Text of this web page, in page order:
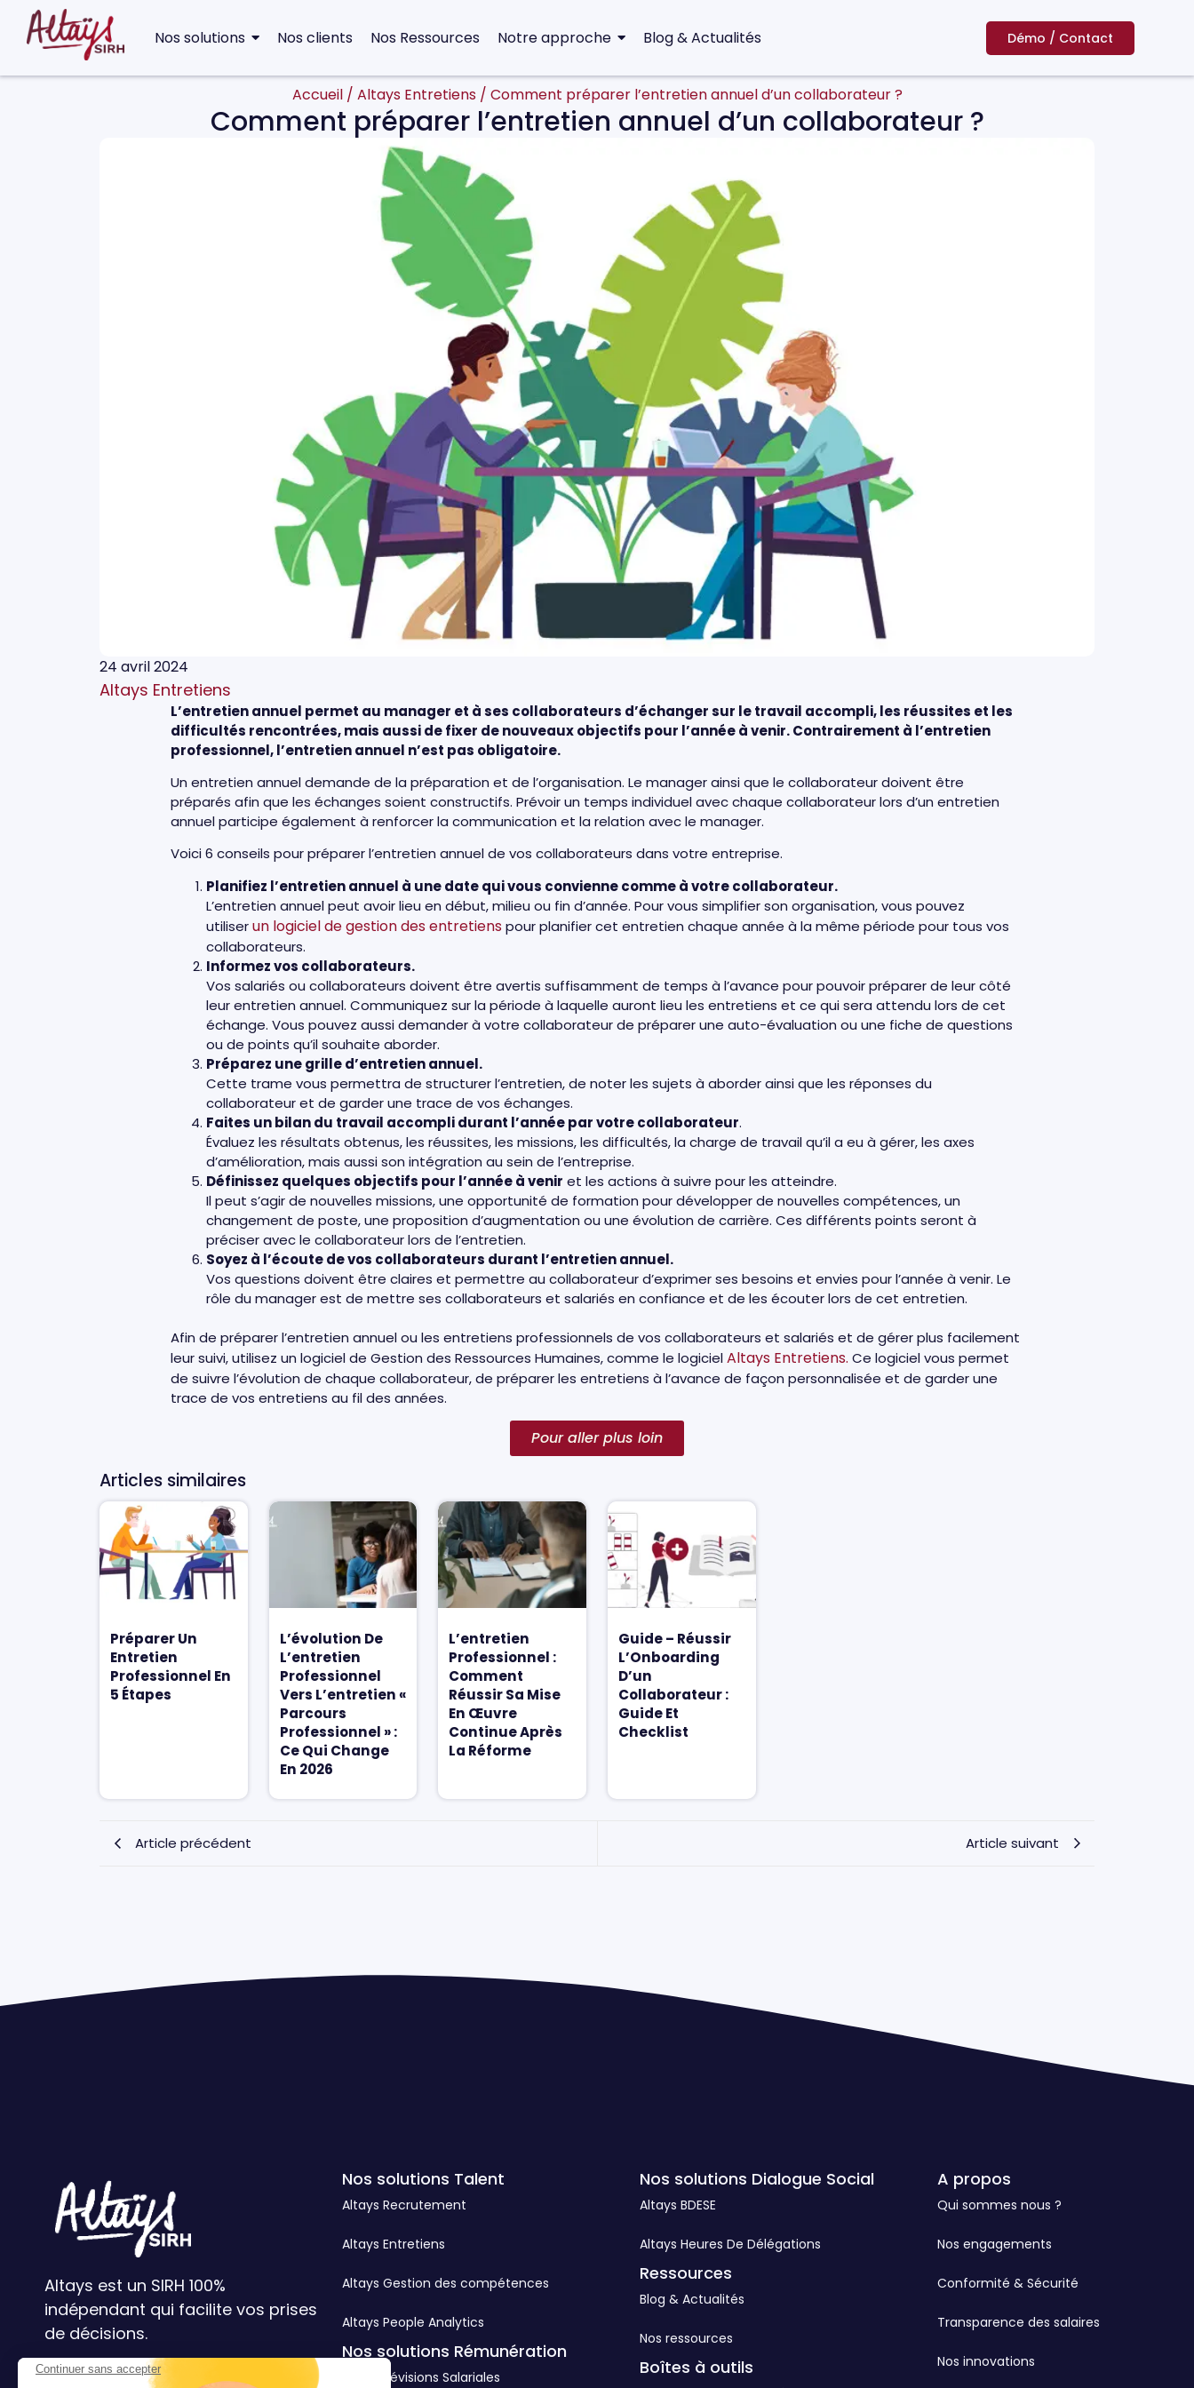
Continuer sans accepter
Nos solutions Nos clients Nos Ressources Notre approche Blog & Actualités Démo / Contact
Accueil / Altays Entretiens / Comment préparer l’entretien annuel d’un collaborateur ?
Comment préparer l’entretien annuel d’un collaborateur ?
24 avril 2024
Altays Entretiens
L’entretien annuel permet au manager et à ses collaborateurs d’échanger sur le travail accompli, les réussites et les
difficultés rencontrées, mais aussi de fixer de nouveaux objectifs pour l’année à venir. Contrairement à l’entretien
professionnel, l’entretien annuel n’est pas obligatoire.
Un entretien annuel demande de la préparation et de l’organisation. Le manager ainsi que le collaborateur doivent être
préparés afin que les échanges soient constructifs. Prévoir un temps individuel avec chaque collaborateur lors d’un entretien
annuel participe également à renforcer la communication et la relation avec le manager.
Voici 6 conseils pour préparer l’entretien annuel de vos collaborateurs dans votre entreprise.
Planifiez l’entretien annuel à une date qui vous convienne comme à votre collaborateur.
L’entretien annuel peut avoir lieu en début, milieu ou fin d’année. Pour vous simplifier son organisation, vous pouvez
utiliserun logiciel de gestion des entretienspour planifier cet entretien chaque année à la même période pour tous vos
collaborateurs.
Informez vos collaborateurs.
Vos salariés ou collaborateurs doivent être avertis suffisamment de temps à l’avance pour pouvoir préparer de leur côté
leur entretien annuel. Communiquez sur la période à laquelle auront lieu les entretiens et ce qui sera attendu lors de cet
échange. Vous pouvez aussi demander à votre collaborateur de préparer une auto-évaluation ou une fiche de questions
ou de points qu’il souhaite aborder.
Préparez une grille d’entretien annuel.
Cette trame vous permettra de structurer l’entretien, de noter les sujets à aborder ainsi que les réponses du
collaborateur et de garder une trace de vos échanges.
Faites un bilan du travail accompli durant l’année par votre collaborateur.
Évaluez les résultats obtenus, les réussites, les missions, les difficultés, la charge de travail qu’il a eu à gérer, les axes
d’amélioration, mais aussi son intégration au sein de l’entreprise.
Définissez quelques objectifs pour l’année à venir et les actions à suivre pour les atteindre.
Il peut s’agir de nouvelles missions, une opportunité de formation pour développer de nouvelles compétences, un
changement de poste, une proposition d’augmentation ou une évolution de carrière. Ces différents points seront à
préciser avec le collaborateur lors de l’entretien.
Soyez à l’écoute de vos collaborateurs durant l’entretien annuel.
Vos questions doivent être claires et permettre au collaborateur d’exprimer ses besoins et envies pour l’année à venir. Le
rôle du manager est de mettre ses collaborateurs et salariés en confiance et de les écouter lors de cet entretien.
Afin de préparer l’entretien annuel ou les entretiens professionnels de vos collaborateurs et salariés et de gérer plus facilement
leur suivi, utilisez un logiciel de Gestion des Ressources Humaines, comme le logicielAltays Entretiens. Ce logiciel vous permet
de suivre l’évolution de chaque collaborateur, de préparer les entretiens à l’avance de façon personnalisée et de garder une
trace de vos entretiens au fil des années.
Pour aller plus loin
Articles similaires
Préparer Un
Entretien
Professionnel En
5 Étapes
L’évolution De
L’entretien
Professionnel
Vers L’entretien «
Parcours
Professionnel » :
Ce Qui Change
En 2026
L’entretien
Professionnel :
Comment
Réussir Sa Mise
En Œuvre
Continue Après
La Réforme
Guide – Réussir
L’Onboarding
D’un
Collaborateur :
Guide Et
Checklist
Article précédent Article suivant
Altays est un SIRH 100%
indépendant qui facilite vos prises
de décisions.
3 cités d'Hauteville 75010 Paris
Nos solutions Talent
Altays Recrutement
Altays Entretiens
Altays Gestion des compétences
Altays People Analytics
Nos solutions Rémunération
Altays Révisions Salariales
Nos solutions Dialogue Social
Altays BDESE
Altays Heures De Délégations
Ressources
Blog & Actualités
Nos ressources
Boîtes à outils
A propos
Qui sommes nous ?
Nos engagements
Conformité & Sécurité
Transparence des salaires
Nos innovations